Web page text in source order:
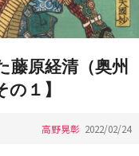
藤原経清（奥州
１】
高野晃彰 2022/02/24